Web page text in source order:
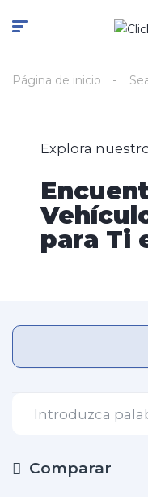
Página de inicio
Explora
para Ti
Comparar